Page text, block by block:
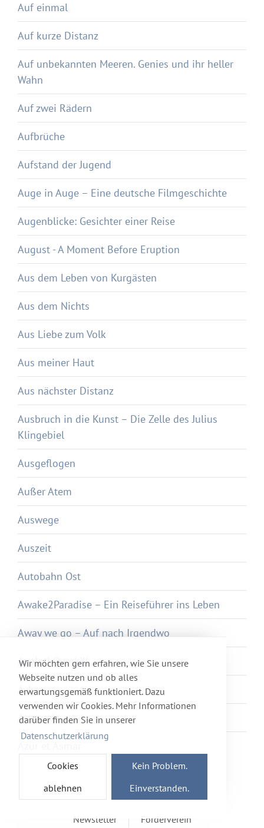
Wir möchten gern erfahren, wie Sie unsere
Webseite nutzen und ob alles
erwartungsgemäß funktioniert. Dazu
verwenden wir Cookies. Mehr Informationen
darüber finden Sie in unserer
Datenschutzerklärung
Cookies
ablehnen
Kein Problem.
Einverstanden.
Auf einmal
Auf kurze Distanz
Auf unbekannten Meeren. Genies und ihr heller
Wahn
Auf zwei Rädern
Aufbrüche
Aufstand der Jugend
Auge in Auge – Eine deutsche Filmgeschichte
Augenblicke: Gesichter einer Reise
August - A Moment Before Eruption
Aus dem Leben von Kurgästen
Aus dem Nichts
Aus Liebe zum Volk
Aus meiner Haut
Aus nächster Distanz
Ausbruch in die Kunst – Die Zelle des Julius
Klingebiel
Ausgeflogen
Außer Atem
Auswege
Auszeit
Autobahn Ost
Awake2Paradise – Ein Reiseführer ins Leben
Away we go – Auf nach Irgendwo
Axolotl Overkill
Ayka
Ayurveda
Newsletter Förderverein